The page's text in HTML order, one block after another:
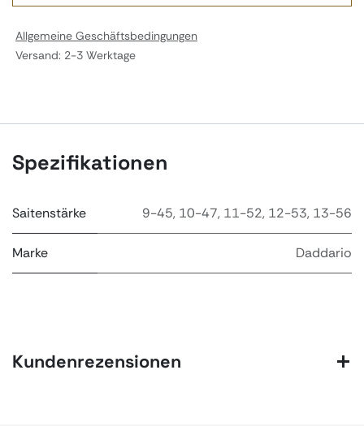
Allgemeine Geschäftsbedingungen
Versand: 2-3 Werktage
Spezifikationen
Saitenstärke 9-45, 10-47, 11-52, 12-53, 13-56
Marke Daddario
Kundenrezensionen